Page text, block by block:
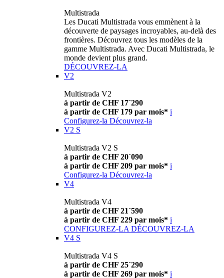
Multistrada
Les Ducati Multistrada vous emmènent à la
découverte de paysages incroyables, au-delà des
frontières. Découvrez tous les modèles de la
gamme Multistrada. Avec Ducati Multistrada, le
monde devient plus grand.
DÉCOUVREZ-LA
V2
Multistrada V2
à partir de CHF 17´290
à partir de CHF 179 par mois* i
Configurez-la Découvrez-la
V2 S
Multistrada V2 S
à partir de CHF 20´090
à partir de CHF 209 par mois* i
Configurez-la Découvrez-la
V4
Multistrada V4
à partir de CHF 21´590
à partir de CHF 229 par mois* i
CONFIGUREZ-LA DÉCOUVREZ-LA
V4 S
Multistrada V4 S
à partir de CHF 25´290
à partir de CHF 269 par mois* i